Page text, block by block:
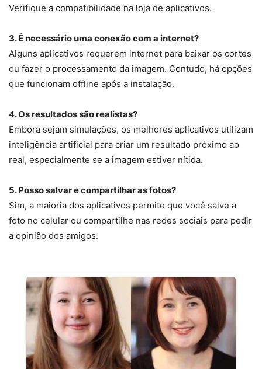
Verifique a compatibilidade na loja de aplicativos.
3. É necessário uma conexão com a internet?
Alguns aplicativos requerem internet para baixar os cortes
ou fazer o processamento da imagem. Contudo, há opções
que funcionam offline após a instalação.
4. Os resultados são realistas?
Embora sejam simulações, os melhores aplicativos utilizam
inteligência artificial para criar um resultado próximo ao
real, especialmente se a imagem estiver nítida.
5. Posso salvar e compartilhar as fotos?
Sim, a maioria dos aplicativos permite que você salve a
foto no celular ou compartilhe nas redes sociais para pedir
a opinião dos amigos.